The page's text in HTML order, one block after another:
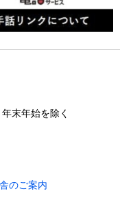
末年始を除く
のご案内